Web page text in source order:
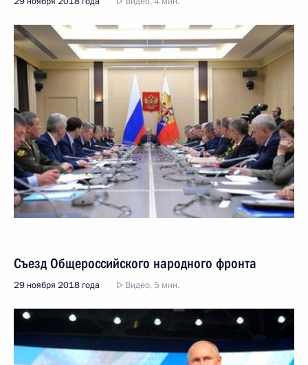
Съезд Общероссийского народного фронта
29 ноября 2018 года Видео, 5 мин.